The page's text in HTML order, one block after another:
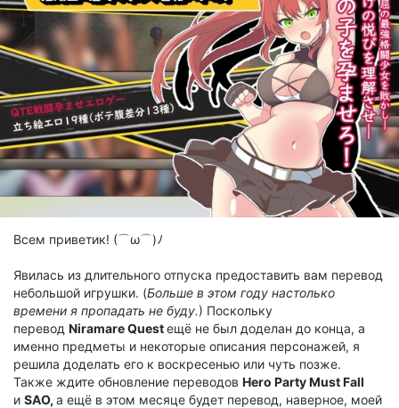
Всем приветик! (⌒ω⌒)ﾉ
Явилась из длительного отпуска предоставить вам перевод
небольшой игрушки. (Больше в этом году настолько
времени я пропадать не буду.) Поскольку
перевод Niramare Questещё не был доделан до конца, а
именно предметы и некоторые описания персонажей, я
решила доделать его к воскресенью или чуть позже.
Также ждите обновление переводов Hero Party Must Fall
и SAO, а ещё в этом месяце будет перевод, наверное, моей